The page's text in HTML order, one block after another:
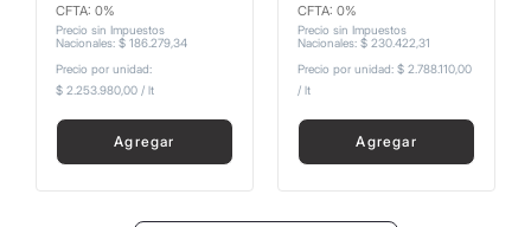
CFTA: 0%
Precio sin Impuestos
Nacionales: $ 186.279,34
Precio por unidad:
$ 2.253.980,00/ lt
Agregar
CFTA: 0%
Precio sin Impuestos
Nacionales: $ 230422 31
Precio por unidad: $ 2.788.110,00
/ lt
Agregar